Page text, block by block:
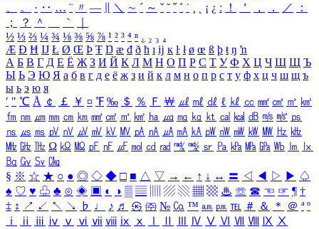
、
。 · ‥ … ¨ 〃 ― ＼ ∼ ´ ～ ˇ ˘ ˝ ˚ ˙ ¸ ¡ ¿ ː ！ ＇ ， ． ／
：
；
？ ＾ ｀
½ ⅓ ⅔ ¼ ¾ ⅛ ⅜ ⅝ ⅞ ¹ ² ³ ⁴ ⁿ ₁ ₂ ₃ ₄
Æ Ð Ħ Ĳ Ł Ø Œ Þ Ŧ Ŋ æ đ ð ħ ı ĳ ĸ ŀ ł ø œ ß þ ŧ ŋ ŉ
А Б В Г Д Е Ё Ж З И Й К Л М Н О П Р С Т У Ф Х Ц Ч Ш Щ Ъ
Ы Ь Э Ю Я а б в г д е ё ж з и й к л м н о п р с т у ф х ц ч ш щ ъ
ы ь э ю я
′ ″ ℃ Å ￠ ￡ ￥ ¤ ℉ ‰ ＄ ％ Ｆ ￦ ㎕ ㎖ ㎗ ℓ ㎘ ㏄ ㎣ ㎤ ㎥ ㎦
㎙ ㎚ ㎛ ㎜ ㎝ ㎞ ㎟ ㎠ ㎡ ㎢ ㏊ ㎍ ㎎ ㎏ ㏏ ㎈ ㎉ ㏈ ㎧ ㎨ ㎰
㎱ ㎲ ㎳ ㎴ ㎵ ㎶ ㎷ ㎸ ㎹ ㎀ ㎁ ㎂ ㎃ ㎄ ㎺ ㎻ ㎽ ㎾ ㎿ ㎐ ㎑
㎒ ㎓ ㎔ Ω ㏀ ㏁ ㎊ ㎋ ㎌ ㏖ ㏅ ㎭ ㎮ ㎯ ㏛ ㎩ ㎪ ㎫ ㎬ ㏝ ㏐
㏓
㏃ ㏉ ㏜ ㏆
§ ※ ☆ ★ ○ ● ◎ ◇ ◆ □ ■ △ ▽ → ← ↑ ↓ ↔ 〓 ◁ ◀ ▷ ▶ ♤
♠ ♡ ♥ ♧ ♣ ⊙ ◈ ▣ ◐ ◑ ▒ ▤ ▨ ▧ ▦ ▩ ♨ ☏ ☎ ☜ ☞ ¶ †
‡ ↕ ↗ ↙ ↖ ↘ ♭ ♩ ♪ ♬ ㉿ ㈜ № ㏇ ™ ㏂ ㏘ ℡ ＃ ＆ ＊ ＠ ª º
ⅰ
ⅱ ⅲ ⅳ ⅴ ⅵ ⅶ ⅷ ⅸ ⅹ Ⅳ Ⅴ Ⅵ Ⅶ Ⅷ Ⅸ Ⅹ